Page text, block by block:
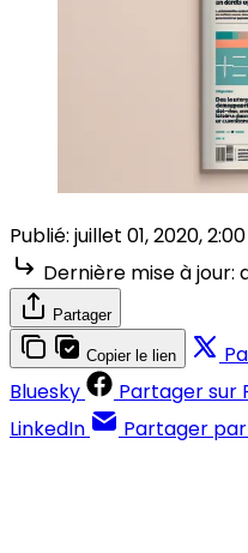
Publié: juillet 01, 2020,
Dernière mise à jour:
Partager
Copier le lien
Bluesky
Partager sur
LinkedIn
Partager